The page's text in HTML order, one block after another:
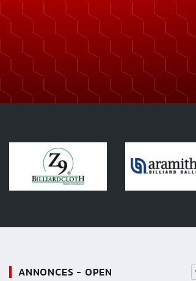
ANNONCES - OPEN